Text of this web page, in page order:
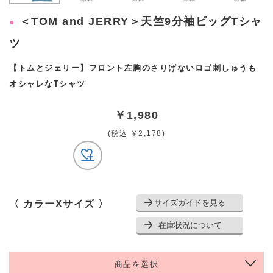
＜TOM and JERRY＞天竺9分袖ビッグTシャ
ツ
【トムとジェリー】フロント左胸のさりげないロゴ刺しゅうも
オシャレなTシャツ
￥1,980
(税込 ￥2,178)
〈 カラーXサイズ 〉 サイズガイドを見る
在庫状況について
商品を選択